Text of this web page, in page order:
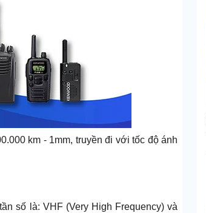
km - 1mm, truyền đi với tốc độ ánh
số là: VHF (Very High Frequency) và